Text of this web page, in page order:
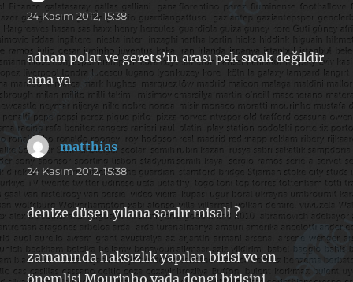
ki:
24 Kasım 2012, 15:38
adnan polat ve gerets’in arası pek sıcak değildir
ama ya
matthias dedi
ki:
24 Kasım 2012, 15:38
denize düşen yılana sarılır misali ?
zamanında haksızlık yapılan birisi ve en
önemlisi Mourinho yada dengi birisini